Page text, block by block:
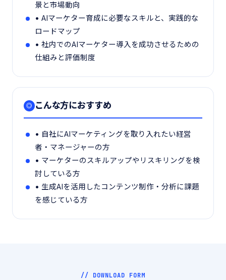
景と市場動向
• AIマーケター育成に必要なスキルと、実践的な
ロードマップ
• 社内でのAIマーケター導入を成功させるための
仕組みと評価制度
◎ こんな方におすすめ
• 自社にAIマーケティングを取り入れたい経営
者・マネージャーの方
• マーケターのスキルアップやリスキリングを検
討している方
• 生成AIを活用したコンテンツ制作・分析に課題
を感じている方
// DOWNLOAD FORM